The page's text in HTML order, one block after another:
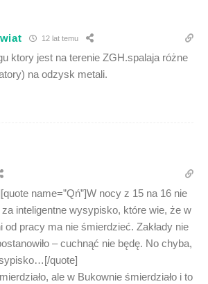
12 lat temu
ktory jest na terenie ZGH.spalaja różne
na odzysk metali.
name=”Qń”]W nocy z 15 na 16 nie
za inteligentne wysypisko, które wie, że w
od pracy ma nie śmierdzieć. Zakłady nie
– cuchnąć nie będę. No chyba,
quote]
ale w Bukownie śmierdziało i to